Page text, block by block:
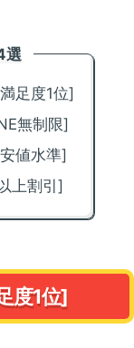
選
足度1位]
無制限]
値水準]
上割引]
度1位]